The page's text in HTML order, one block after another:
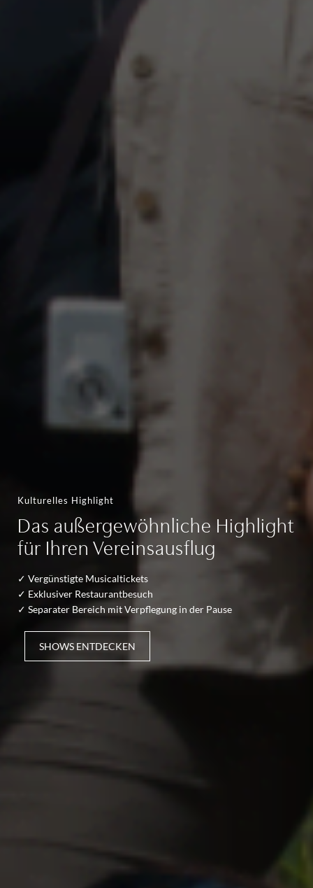
Kulturelles Highlight
Das außergewöhnliche Highlight
für Ihren Vereinsausflug
✓ Vergünstigte Musicaltickets
✓ Exklusiver Restaurantbesuch
✓ Separater Bereich mit Verpflegung in der Pause
SHOWS ENTDECKEN